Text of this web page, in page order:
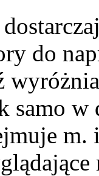
do
samo w
m.